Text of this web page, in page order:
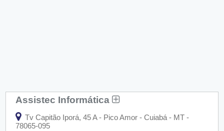
Assistec Informática
Tv Capitão Iporá, 45 A - Pico Amor - Cuiabá - MT -
78065-095